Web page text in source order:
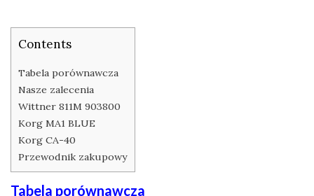
Contents
Tabela porównawcza
Nasze zalecenia
Wittner 811M 903800
Korg MA1 BLUE
Korg CA-40
Przewodnik zakupowy
Tabela porównawcza